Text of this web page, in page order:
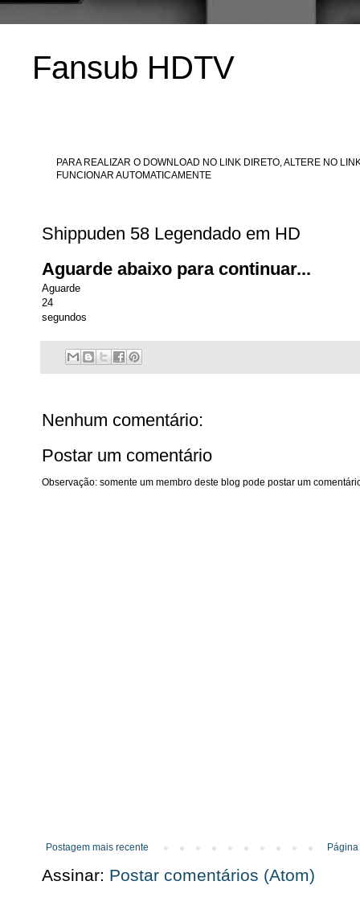
Fansub HDTV
PARA REALIZAR O DOWNLOAD NO LINK DIRETO, ALTERE NO
FUNCIONAR AUTOMATICAMENTE
Shippuden 58 Legendado em HD
Aguarde abaixo para continuar...
Aguarde
24
segundos
Nenhum comentário:
Postar um comentário
Observação: somente um membro deste blog pode postar um
Postagem mais recente
Assinar: Postar comentários (Atom)